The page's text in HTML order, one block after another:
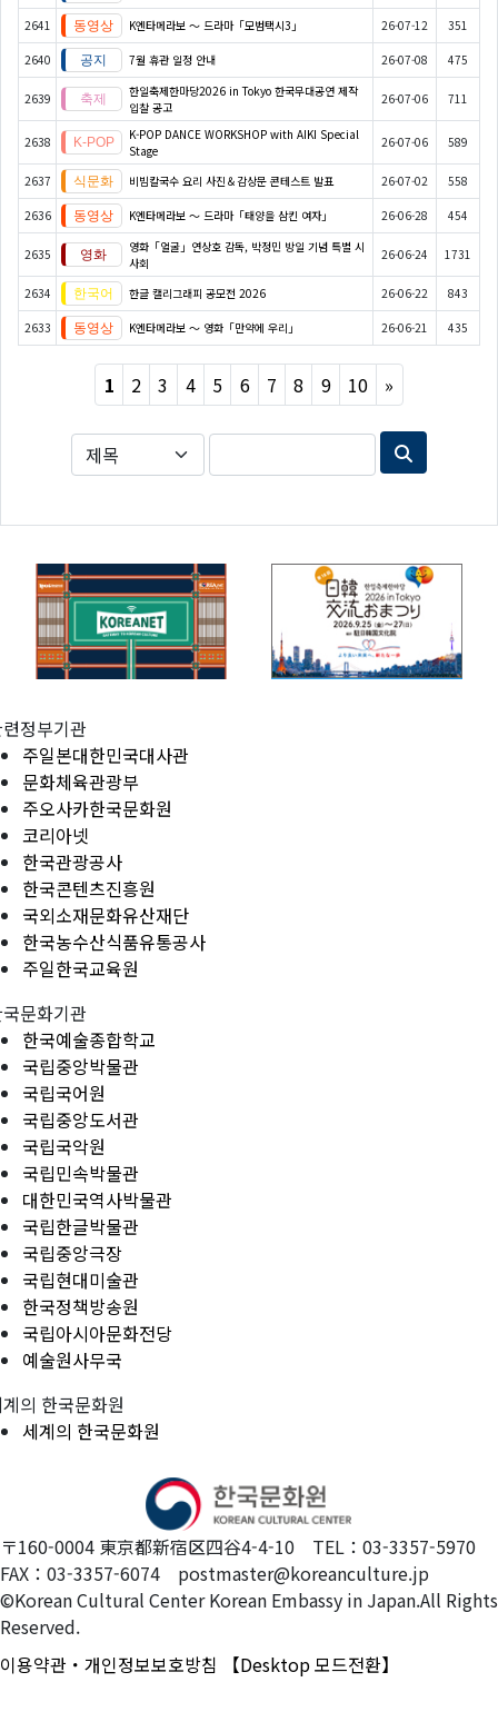
2641 K엔타메라보 ～ 드라마「모범택시3」 26-07-12 351
2640 7월 휴관 일정 안내 26-07-08 475
2639
한일축제한마당2026 in Tokyo 한국무대공연 제작
입찰 공고
26-07-06 711
2638
K-POP DANCE WORKSHOP with AIKI Special
Stage
26-07-06 589
2637 비빔칼국수 요리 사진＆감상문 콘테스트 발표 26-07-02 558
2636 K엔타메라보 ～ 드라마「태양을 삼킨 여자」 26-06-28 454
2635
영화「얼굴」연상호 감독, 박정민 방일 기념 특별 시
사회
26-06-24 1731
2634 한글 캘리그래피 공모전 2026 26-06-22 843
2633 K엔타메라보 ～ 영화「만약에 우리」 26-06-21 435
1 2 3 4 5 6 7 8 9 10 »
정부기관
주일본대한민국대사관
문화체육관광부
주오사카한국문화원
코리아넷
한국관광공사
한국콘텐츠진흥원
국외소재문화유산재단
한국농수산식품유통공사
주일한국교육원
문화기관
한국예술종합학교
국립중앙박물관
국립국어원
국립중앙도서관
국립국악원
국립민속박물관
대한민국역사박물관
국립한글박물관
국립중앙극장
국립현대미술관
한국정책방송원
국립아시아문화전당
예술원사무국
의 한국문화원
세계의 한국문화원
〒160-0004 東京都新宿区四谷4-4-10 TEL：03-3357-5970
FAX：03-3357-6074 postmaster@koreanculture.jp
©Korean Cultural Center Korean Embassy in Japan.All Rights
Reserved.
이용약관・개인정보보호방침
【Desktop 모드전환】